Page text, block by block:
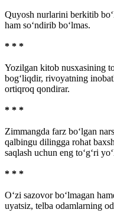
Quyosh nurlarini berkitib
ham so‘ndirib bo‘lmas.
* * *
Yozilgan kitob nusxasining
bog‘liqdir, rivoyatning
ortiqroq qondirar.
* * *
Zimmangda farz bo‘lgan
qalbingu dilingga rohat
saqlash uchun eng to‘g‘ri
* * *
O‘zi sazovor bo‘lmagan
uyatsiz, telba odamlarning